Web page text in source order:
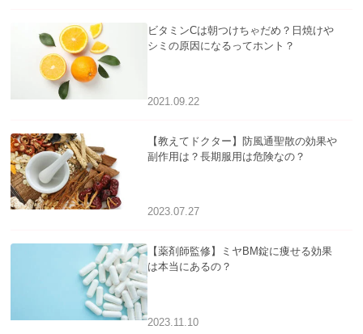
ビタミンCは朝つけちゃだめ？日焼けや
シミの原因になるってホント？
2021.09.22
【教えてドクター】防風通聖散の効果や
副作用は？長期服用は危険なの？
2023.07.27
【薬剤師監修】ミヤBM錠に痩せる効果
は本当にあるの？
2023.11.10